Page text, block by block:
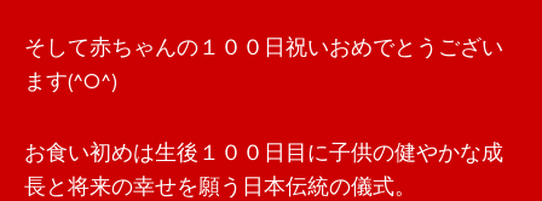
そして赤ちゃんの１００日祝いおめでとうござい
ます(^O^)
お食い初めは生後１００日目に子供の健やかな成
長と将来の幸せを願う日本伝統の儀式。